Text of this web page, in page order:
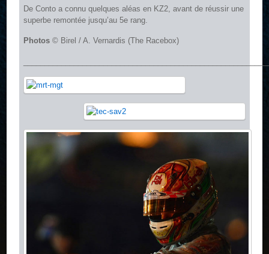
De Conto a connu quelques aléas en KZ2, avant de réussir une
superbe remontée jusqu’au 5e rang.
Photos © Birel / A. Vernardis (The Racebox)